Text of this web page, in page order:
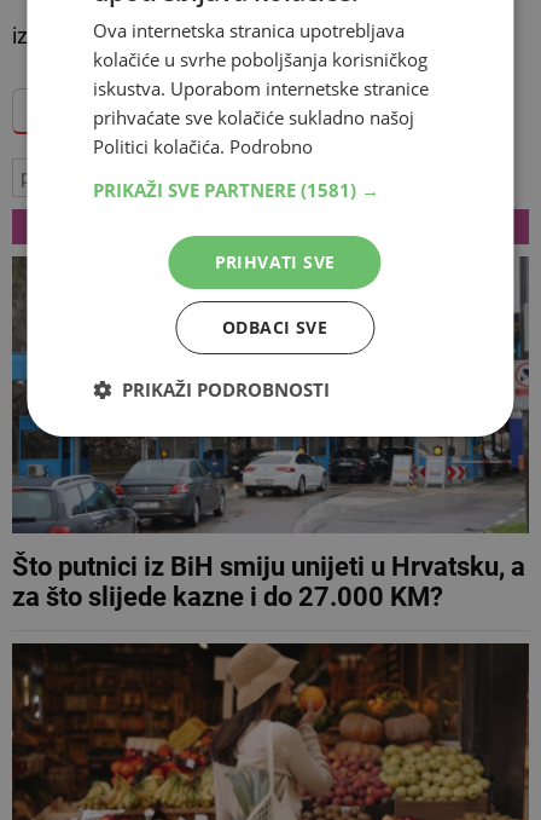
izvor: net.hr
Dodajte Hercegovina.info među omiljene izvore
popis hrana
Što putnici iz BiH smiju unijeti u Hrvatsku, a
za što slijede kazne i do 27.000 KM?
Ova internetska stranica upotrebljava
kolačiće u svrhe poboljšanja korisničkog
iskustva. Uporabom internetske stranice
prihvaćate sve kolačiće sukladno našoj
Politici kolačića. Podrobno
PRIKAŽI SVE PARTNERE (1581) →
PRIHVATI SVE
ODBACI SVE
PRIKAŽI PODROBNOSTI